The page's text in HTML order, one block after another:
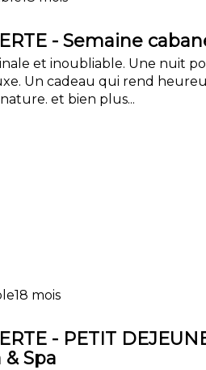
- Semaine
et inoubliable. Une nuit
Un cadeau qui rend
et bien plus...
18 mois
- PETIT
Spa